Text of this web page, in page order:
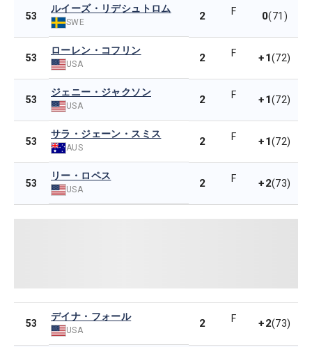
53
ルイーズ・リデシュトロム
SWE 2 F 0(71)
53
ローレン・コフリン
USA 2 F +1(72)
53
ジェニー・ジャクソン
USA 2 F +1(72)
53
サラ・ジェーン・スミス
AUS 2 F +1(72)
53
リー・ロペス
USA 2 F +2(73)
53
デイナ・フォール
USA
2 F +2(73)